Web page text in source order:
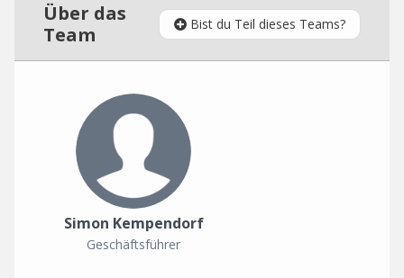
Über das
Team
Bist du Teil dieses Teams?
Simon Kempendorf
Geschäftsführer